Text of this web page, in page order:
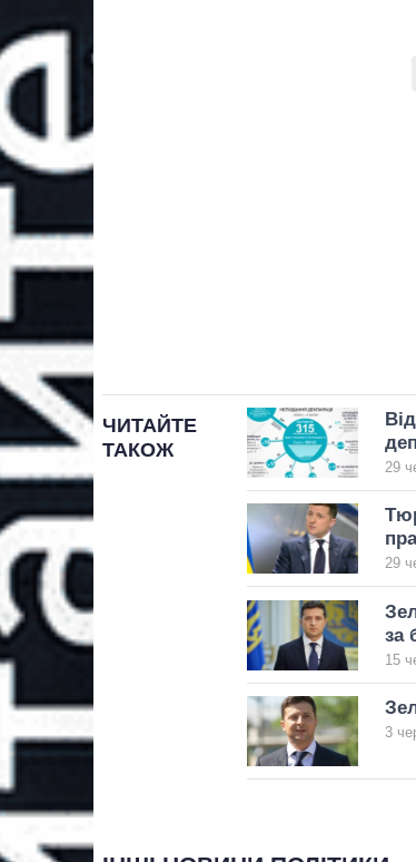
ЧИТАЙТЕ
ТАКОЖ
29
29
за
15
3